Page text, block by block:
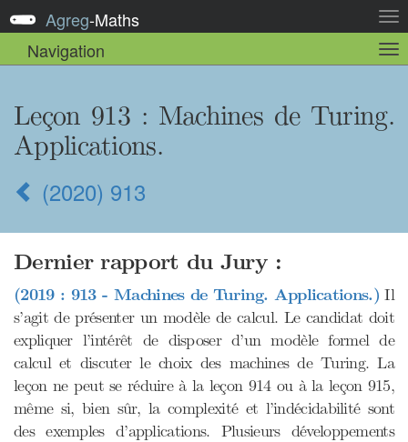
la
Agreg-Maths
Navigation
la
Leçon 913 : Machines de Turing.
Applications.
(2020) 913
Dernier rapport du Jury :
(2019 : 913 - Machines de Turing. Applications.) Il
s’agit de présenter un modèle de calcul. Le candidat doit
expliquer l’intérêt de disposer d’un modèle formel de
calcul et discuter le choix des machines de Turing. La
leçon ne peut se réduire à la leçon 914 ou à la leçon 915,
même si, bien sûr, la complexité et l’indécidabilité sont
des exemples d’applications. Plusieurs développements